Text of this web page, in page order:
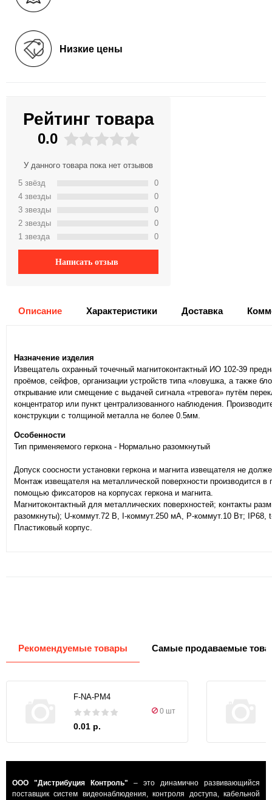
Низкие цены
Рейтинг товара
0.0
У данного товара пока нет отзывов
5 звёзд
4 звeзды
3 звeзды
2 звeзды
1 звeзда
0
0
0
0
0
Написать отзыв
Описание Характеристики Доставка
Назначение изделия
Извещатель охранный точечный магнитоконтактный ИО 102-39
проёмов, сейфов, организации устройств типа «ловушка, а также
открывание или смещение с выдачей сигнала «тревога» путём
концентратор или пункт централизованного наблюдения.
конструкции с толщиной металла не более 0.5мм.
Особенности
Тип применяемого геркона - Нормально разомкнутый
Допуск соосности установки геркона и магнита извещателя не
Монтаж извещателя на металлической поверхности производится
помощью фиксаторов на корпусах геркона и магнита.
Магнитоконтактный для металлических поверхностей; контакты
разомкнуты); U-коммут.72 В, I-коммут.250 мА, P-коммут.10 Вт;
Пластиковый корпус.
Рекомендуемые товары Самые продаваемые
F-NA-PM4
0 шт
0.01 р.
ООО "Дистрибуция Контроль" – это динамично развивающийся
поставщик систем видеонаблюдения, контроля доступа, кабельной